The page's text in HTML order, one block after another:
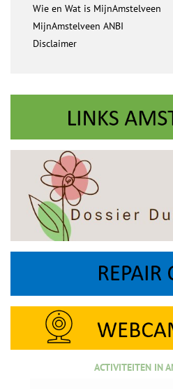
Wie en Wat is MijnAmstelveen
MijnAmstelveen ANBI
Disclaimer
ACTIVITEITEN IN